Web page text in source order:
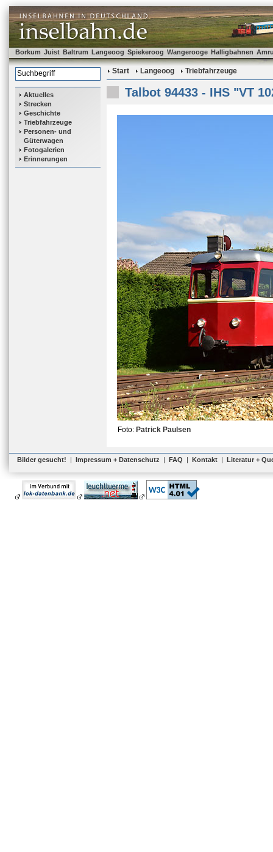
Borkum Juist Baltrum Langeoog Spiekeroog Wangerooge Halligbahnen
Aktuelles
Strecken
Geschichte
Triebfahrzeuge
Personen- und
Güterwagen
Fotogalerien
Erinnerungen
Start Langeoog Triebfahrzeuge
Talbot 94433 - IHS "VT
Foto: Patrick Paulsen
Bilder gesucht! | Impressum + Datenschutz | FAQ | Kontakt | Literatur +